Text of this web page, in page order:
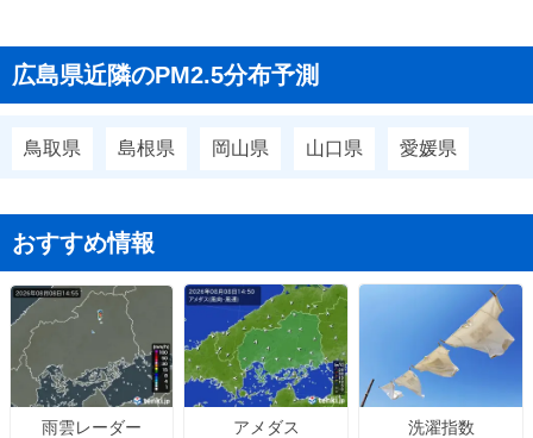
広島県近隣のPM2.5分布予測
鳥取県 島根県 岡山県 山口県 愛媛県
おすすめ情報
雨雲レーダー アメダス 洗濯指数